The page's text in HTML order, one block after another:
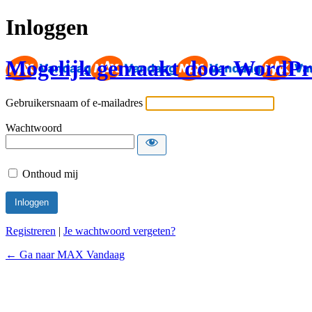
Inloggen
Mogelijk gemaakt door
Gebruikersnaam of e-mailadres
Wachtwoord
Onthoud mij
Registreren | Je wachtwoord vergeten?
← Ga naar MAX Vandaag